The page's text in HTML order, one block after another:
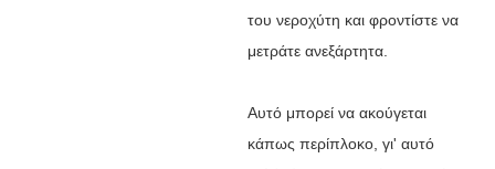
του νεροχύτη και φροντίστε να
μετράτε ανεξάρτητα.
Αυτό μπορεί να ακούγεται
κάπως περίπλοκο, γι' αυτό